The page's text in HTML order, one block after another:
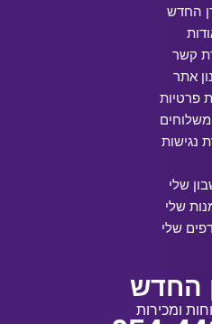
החדש
קשר
אתר
פרטיות
משלוחים
נגישות
שלי
שלי
שלי
החדש
ומכירות